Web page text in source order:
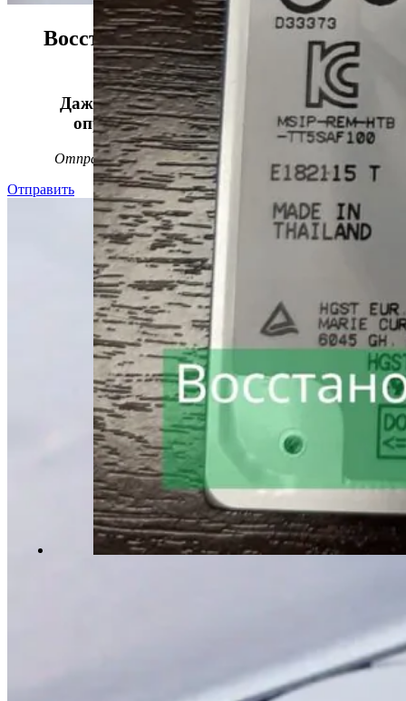
Восстанавливаем данные в 98%
случаев!
Даже, если носитель информации не
определяется, стучит или пищит.
Отправьте заявку набесплатную
Отправить